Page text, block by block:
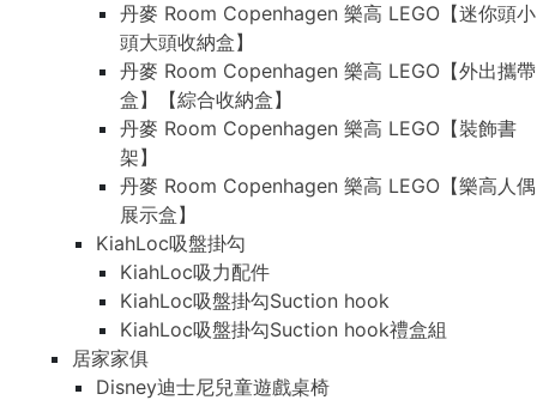
丹麥 Room Copenhagen 樂高 LEGO【迷你頭小
頭大頭收納盒】
丹麥 Room Copenhagen 樂高 LEGO【外出攜帶
盒】【綜合收納盒】
丹麥 Room Copenhagen 樂高 LEGO【裝飾書
架】
丹麥 Room Copenhagen 樂高 LEGO【樂高人偶
展示盒】
KiahLoc吸盤掛勾
KiahLoc吸力配件
KiahLoc吸盤掛勾Suction hook
KiahLoc吸盤掛勾Suction hook禮盒組
居家家俱
Disney迪士尼兒童遊戲桌椅